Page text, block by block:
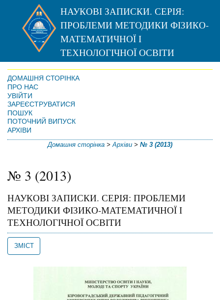
НАУКОВІ ЗАПИСКИ. СЕРІЯ:
ПРОБЛЕМИ МЕТОДИКИ ФІЗИКО-
МАТЕМАТИЧНОЇ І
ТЕХНОЛОГІЧНОЇ ОСВІТИ
ДОМАШНЯ СТОРІНКА
ПРО НАС
УВІЙТИ
ЗАРЕЄСТРУВАТИСЯ
ПОШУК
ПОТОЧНИЙ ВИПУСК
АРХІВИ
Домашня сторінка > Архіви > № 3 (2013)
№ 3 (2013)
НАУКОВІ ЗАПИСКИ. СЕРІЯ: ПРОБЛЕМИ
МЕТОДИКИ ФІЗИКО-МАТЕМАТИЧНОЇ І
ТЕХНОЛОГІЧНОЇ ОСВІТИ
ЗМІСТ